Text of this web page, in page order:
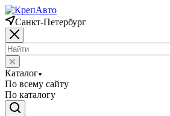
Санкт-Петербург
Каталог
По всему сайту
По каталогу